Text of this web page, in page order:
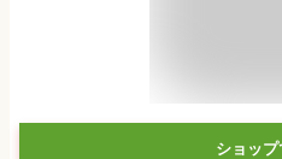
ショップ